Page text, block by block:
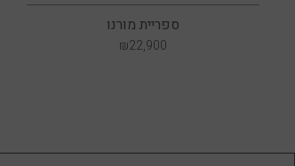
ספריית מורנו
₪22,900